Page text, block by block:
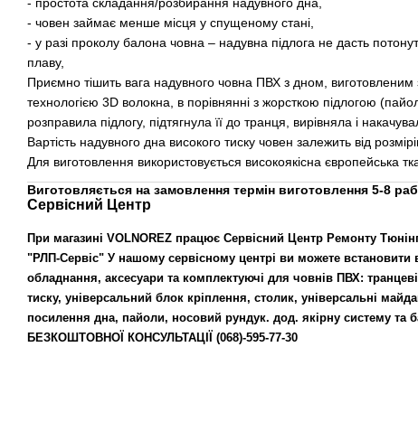
- простота складання/розбирання надувного дна,
- човен займає менше місця у спущеному стані,
- у разі проколу балона човна – надувна підлога не дасть
плаву,
Приємно тішить вага надувного човна ПВХ з дном,
технологією 3D волокна, в порівнянні з жорсткою підлогою
розправила підлогу, підтягнула її до транця, вирівняла і
Вартість надувного дна високого тиску човен залежить від
Для виготовлення використовується високоякісна європейська
Виготовляється на замовлення термін виготовлення 5-8
Сервісний Центр
При магазині VOLNOREZ працює Сервісний Центр Ремонту
"РЛП-Сервіс" У нашому сервісному центрі ви можете встановити
обладнання, аксесуари та комплектуючі для човнів ПВХ:
тиску, універсальний блок кріплення, столик, універсальні
посилення дна, пайоли, носовий рундук. дод. якірну систему та
БЕЗКОШТОВНОЇ КОНСУЛЬТАЦІЇ (068)-595-77-30